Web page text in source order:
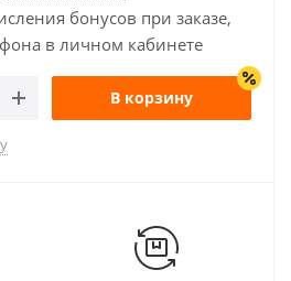
бонусов при заказе,
в личном кабинете
В корзину